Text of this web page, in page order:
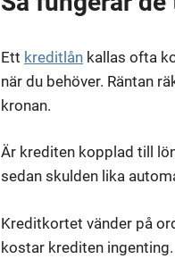
Ett kreditlån kallas ofta
när du behöver. Räntan
kronan.
Är krediten kopplad till
sedan skulden lika
Kreditkortet vänder på
kostar krediten